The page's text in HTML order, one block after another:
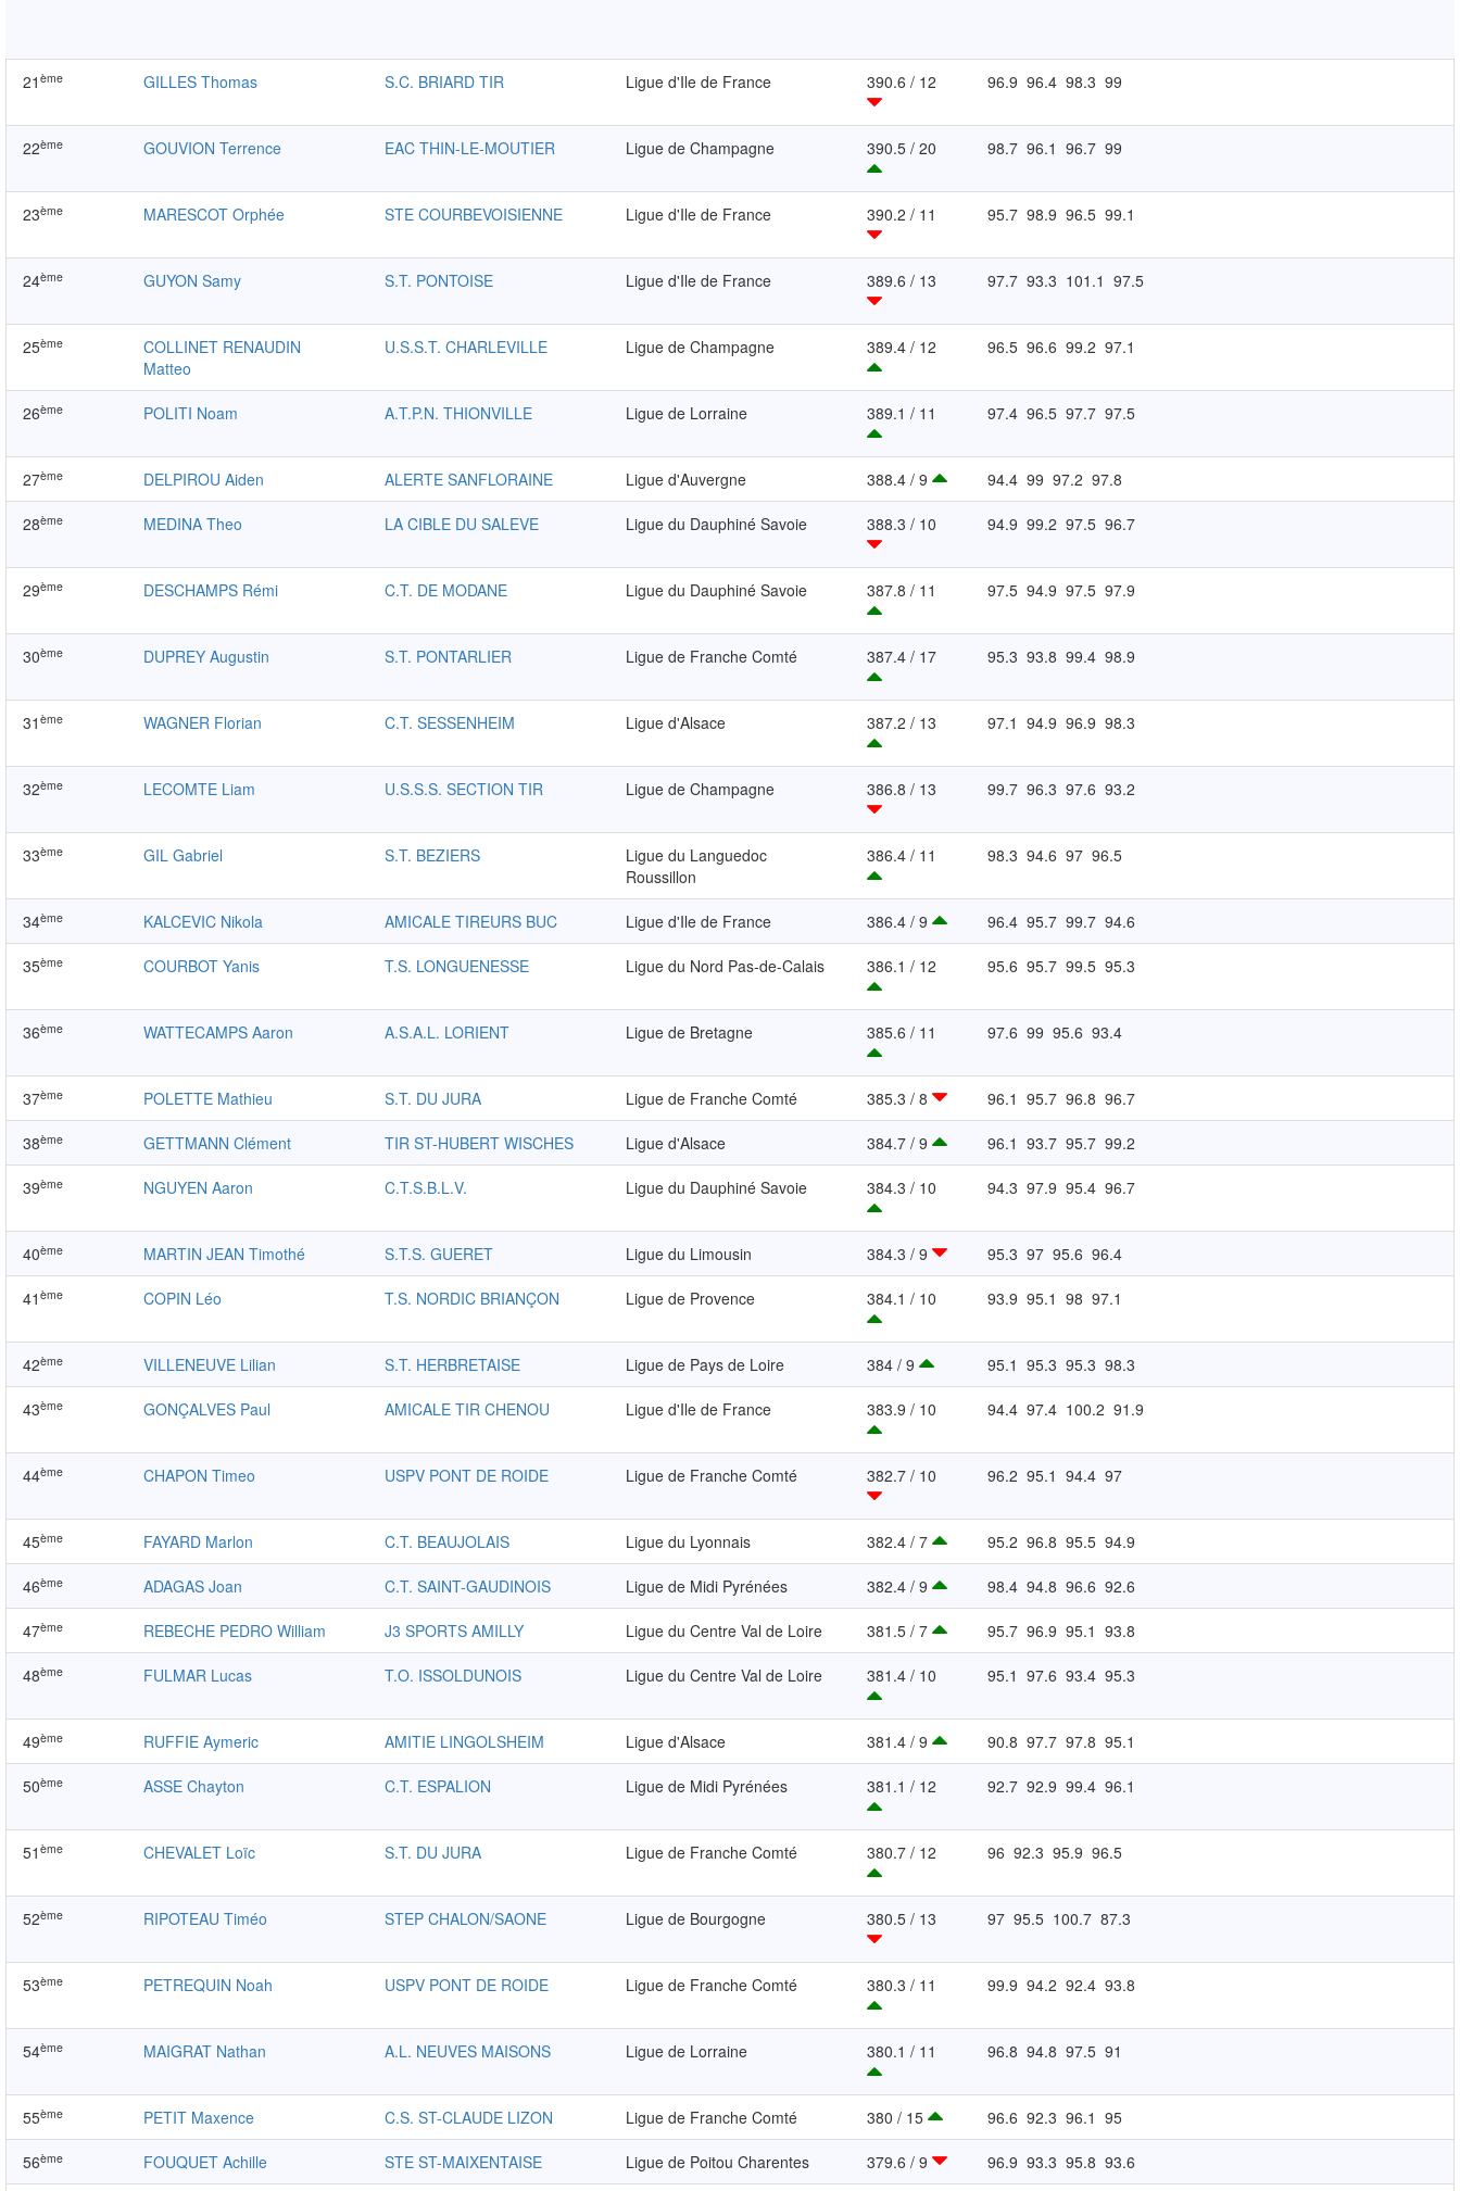
21 ème GILLES Thomas S.C. BRIARD TIR Ligue d'Ile de France 390.6 / 12 96.9 96.4 98.3 99
22ème GOUVION Terrence EAC THIN-LE-MOUTIER Ligue de Champagne 390.5 / 20 98.7 96.1 96.7 99
23ème MARESCOT Orphée STE COURBEVOISIENNE Ligue d'Ile de France 390.2 / 11 95.7 98.9 96.5 99.1
24ème GUYON Samy S.T. PONTOISE Ligue d'Ile de France 389.6 / 13 97.7 93.3 101.1 97.5
25ème
COLLINET RENAUDIN
Matteo
U.S.S.T. CHARLEVILLE Ligue de Champagne 389.4 / 12 96.5 96.6 99.2 97.1
26ème POLITI Noam A.T.P.N. THIONVILLE Ligue de Lorraine 389.1 / 11 97.4 96.5 97.7 97.5
27ème DELPIROU Aiden ALERTE SANFLORAINE Ligue d'Auvergne 388.4 / 9 94.4 99 97.2 97.8
28ème MEDINA Theo LA CIBLE DU SALEVE Ligue du Dauphiné Savoie 388.3 / 10 94.9 99.2 97.5 96.7
29ème DESCHAMPS Rémi C.T. DE MODANE Ligue du Dauphiné Savoie 387.8 / 11 97.5 94.9 97.5 97.9
30ème DUPREY Augustin S.T. PONTARLIER Ligue de Franche Comté 387.4 / 17 95.3 93.8 99.4 98.9
31 ème WAGNER Florian C.T. SESSENHEIM Ligue d'Alsace 387.2 / 13 97.1 94.9 96.9 98.3
32ème LECOMTE Liam U.S.S.S. SECTION TIR Ligue de Champagne 386.8 / 13 99.7 96.3 97.6 93.2
33ème GIL Gabriel S.T. BEZIERS
Ligue du Languedoc
Roussillon
386.4 / 11 98.3 94.6 97 96.5
34ème KALCEVIC Nikola AMICALE TIREURS BUC Ligue d'Ile de France 386.4 / 9 96.4 95.7 99.7 94.6
35ème COURBOT Yanis T.S. LONGUENESSE Ligue du Nord Pas-de-Calais 386.1 / 12 95.6 95.7 99.5 95.3
36ème WATTECAMPS Aaron A.S.A.L. LORIENT Ligue de Bretagne 385.6 / 11 97.6 99 95.6 93.4
37ème POLETTE Mathieu S.T. DU JURA Ligue de Franche Comté 385.3 / 8 96.1 95.7 96.8 96.7
38ème GETTMANN Clément TIR ST-HUBERT WISCHES Ligue d'Alsace 384.7 / 9 96.1 93.7 95.7 99.2
39ème NGUYEN Aaron C.T.S.B.L.V. Ligue du Dauphiné Savoie 384.3 / 10 94.3 97.9 95.4 96.7
40ème MARTIN JEAN Timothé S.T.S. GUERET Ligue du Limousin 384.3 / 9 95.3 97 95.6 96.4
41 ème COPIN Léo T.S. NORDIC BRIANÇON Ligue de Provence 384.1 / 10 93.9 95.1 98 97.1
42ème VILLENEUVE Lilian S.T. HERBRETAISE Ligue de Pays de Loire 384 / 9 95.1 95.3 95.3 98.3
43ème GONÇALVES Paul AMICALE TIR CHENOU Ligue d'Ile de France 383.9 / 10 94.4 97.4 100.2 91.9
44ème CHAPON Timeo USPV PONT DE ROIDE Ligue de Franche Comté 382.7 / 10 96.2 95.1 94.4 97
45ème FAYARD Marlon C.T. BEAUJOLAIS Ligue du Lyonnais 382.4 / 7 95.2 96.8 95.5 94.9
46ème ADAGAS Joan C.T. SAINT-GAUDINOIS Ligue de Midi Pyrénées 382.4 / 9 98.4 94.8 96.6 92.6
47ème REBECHE PEDRO William J3 SPORTS AMILLY Ligue du Centre Val de Loire 381.5 / 7 95.7 96.9 95.1 93.8
48ème FULMAR Lucas T.O. ISSOLDUNOIS Ligue du Centre Val de Loire 381.4 / 10 95.1 97.6 93.4 95.3
49ème RUFFIE Aymeric AMITIE LINGOLSHEIM Ligue d'Alsace 381.4 / 9 90.8 97.7 97.8 95.1
50ème ASSE Chayton C.T. ESPALION Ligue de Midi Pyrénées 381.1 / 12 92.7 92.9 99.4 96.1
51 ème CHEVALET Loïc S.T. DU JURA Ligue de Franche Comté 380.7 / 12 96 92.3 95.9 96.5
52ème RIPOTEAU Timéo STEP CHALON/SAONE Ligue de Bourgogne 380.5 / 13 97 95.5 100.7 87.3
53ème PETREQUIN Noah USPV PONT DE ROIDE Ligue de Franche Comté 380.3 / 11 99.9 94.2 92.4 93.8
54ème MAIGRAT Nathan A.L. NEUVES MAISONS Ligue de Lorraine 380.1 / 11 96.8 94.8 97.5 91
55ème PETIT Maxence C.S. ST-CLAUDE LIZON Ligue de Franche Comté 380 / 15 96.6 92.3 96.1 95
56ème FOUQUET Achille STE ST-MAIXENTAISE Ligue de Poitou Charentes 379.6 / 9 96.9 93.3 95.8 93.6